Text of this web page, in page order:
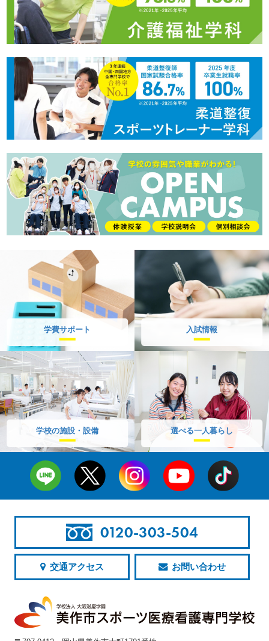
学費サポート 入試情報
学校の施設・設備 選べる一人暮らし
0120-303-504
交通アクセス お問い合わせ